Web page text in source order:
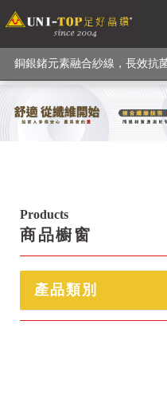
級高性能纖維素
銅銀鍺元素融合紗線，長效抗
【快來點我】H型銅銀纖維長
Products
商品櫥窗
產品類別